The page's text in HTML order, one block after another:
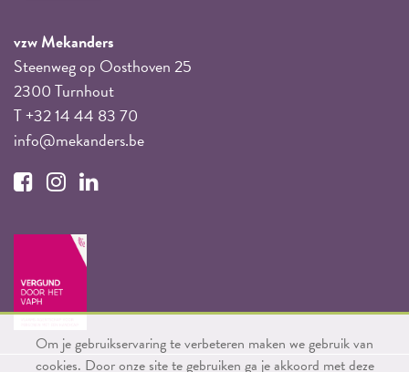
vzw Mekanders
Steenweg op Oosthoven 25
2300 Turnhout
T +32 14 44 83 70
info@mekanders.be
Om je gebruikservaring te verbeteren maken we gebruik van
cookies. Door onze site te gebruiken ga je akkoord met deze